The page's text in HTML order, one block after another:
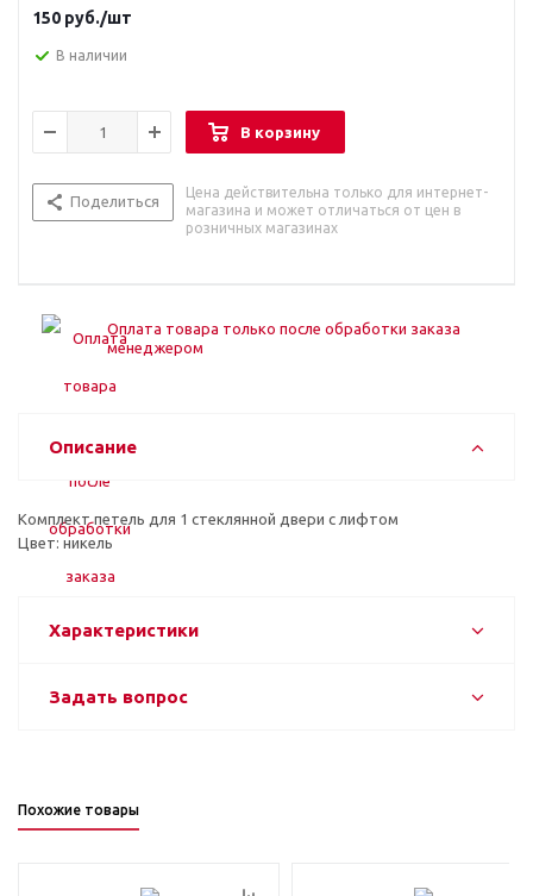
150 руб./шт
В наличии
В корзину
Поделиться
Цена действительна только для интернет-
магазина и может отличаться от цен в
розничных магазинах
Оплата товара только после обработки заказа
менеджером
Описание
Комплект петель для 1 стеклянной двери с лифтом
Цвет: никель
Характеристики
Задать вопрос
Похожие товары